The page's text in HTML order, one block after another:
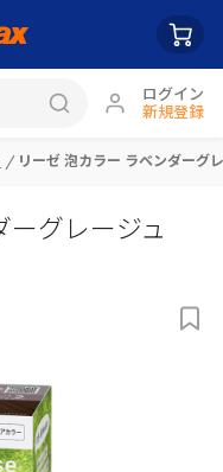
ログイン
新規登録
リーゼ 泡カラー ラベンダーグ
ーグレージュ